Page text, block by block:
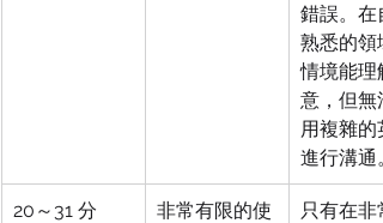
錯誤。在
熟悉的領
情境能理
意，但無
用複雜的
進行溝通
20～31 分
非常有限的使
只有在非